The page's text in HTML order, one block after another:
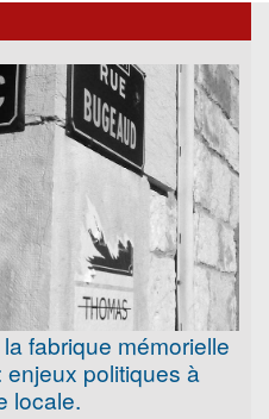
fabrique mémorielle
enjeux politiques à
locale.